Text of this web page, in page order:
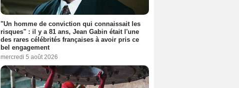
"Un homme de conviction qui connaissait les
risques" : il y a 81 ans, Jean Gabin était l'une
des rares célébrités françaises à avoir pris ce
bel engagement
mercredi 5 août 2026